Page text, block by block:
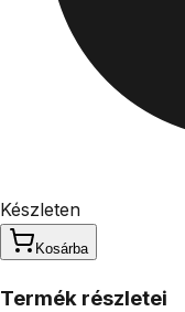
Készleten
Kosárba
Termék részletei